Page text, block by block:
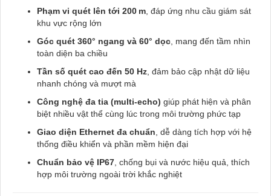
Phạm vi quét lên tới 200 m , đáp ứng nhu cầu giám sát
khu vực rộng lớn
Góc quét 360° ngang và 60° dọc , mang đến tầm nhìn
toàn diện ba chiều
Tần số quét cao đến 50 Hz , đảm bảo cập nhật dữ liệu
nhanh chóng và mượt mà
Công nghệ đa tia (multi-echo) giúp phát hiện và phân
biệt nhiều vật thể cùng lúc trong môi trường phức tạp
Giao diện Ethernet đa chuẩn , dễ dàng tích hợp với hệ
thống điều khiển và phần mềm hiện đại
Chuẩn bảo vệ IP67 , chống bụi và nước hiệu quả, thích
hợp môi trường ngoài trời khắc nghiệt